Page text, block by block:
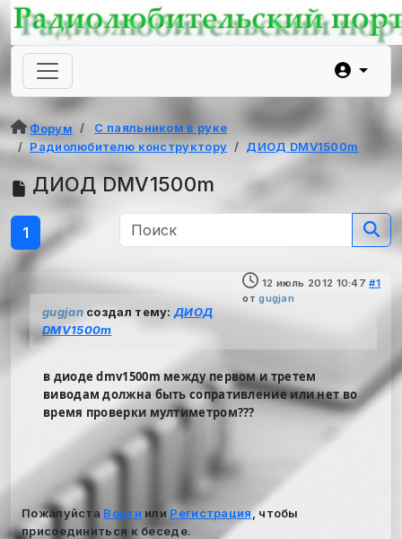
Форум
С паяльником в руке
Радиолюбителю конструктору
ДИОД DMV1500m
ДИОД DMV1500m
1
12 июль 2012 10:47 #1
отgugjan
gugjanсоздал тему:ДИОД
DMV1500m
в диоде dmv1500m между первом и третем
виводам должна быть сопративление или нет во
время проверки мултиметром???
Пожалуйста Войти или Регистрация, чтобы
присоединиться к беседе.